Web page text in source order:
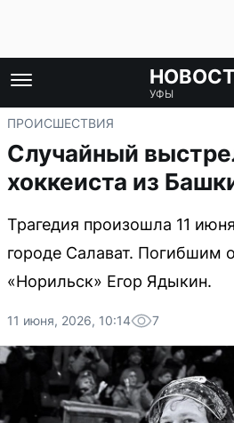
УФЫ
ПРОИСШЕСТВИЯ
Случайный
хоккеиста из
Трагедия произошла 11
городе Салават. Погибшим
«Норильск» Егор Ядыкин.
11 июня, 2026, 10:14 7